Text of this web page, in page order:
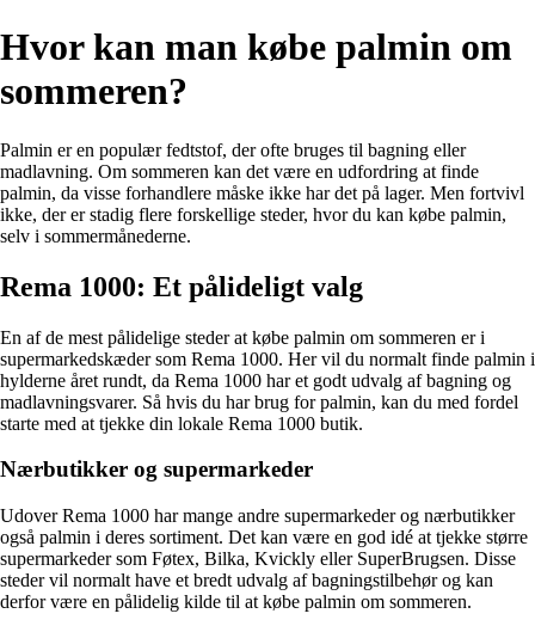
Hvor kan man købe palmin om
sommeren?
Palmin er en populær fedtstof, der ofte bruges til bagning eller
madlavning. Om sommeren kan det være en udfordring at finde
palmin, da visse forhandlere måske ikke har det på lager. Men fortvivl
ikke, der er stadig flere forskellige steder, hvor du kan købe palmin,
selv i sommermånederne.
Rema 1000: Et pålideligt valg
En af de mest pålidelige steder at købe palmin om sommeren er i
supermarkedskæder som Rema 1000. Her vil du normalt finde palmin i
hylderne året rundt, da Rema 1000 har et godt udvalg af bagning og
madlavningsvarer. Så hvis du har brug for palmin, kan du med fordel
starte med at tjekke din lokale Rema 1000 butik.
Nærbutikker og supermarkeder
Udover Rema 1000 har mange andre supermarkeder og nærbutikker
også palmin i deres sortiment. Det kan være en god idé at tjekke større
supermarkeder som Føtex, Bilka, Kvickly eller SuperBrugsen. Disse
steder vil normalt have et bredt udvalg af bagningstilbehør og kan
derfor være en pålidelig kilde til at købe palmin om sommeren.